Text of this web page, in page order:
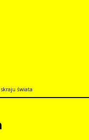
skraju świata